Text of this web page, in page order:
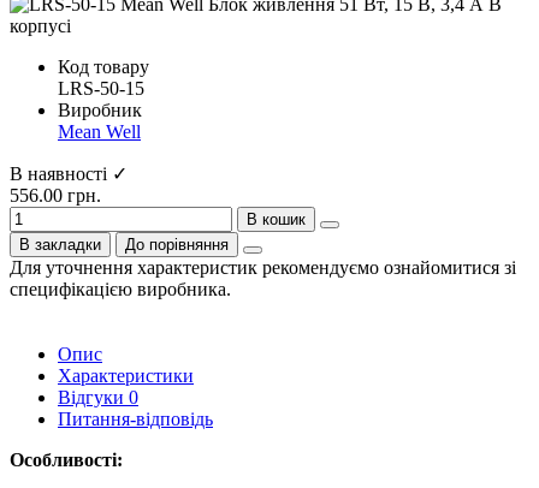
Код товару
LRS-50-15
Виробник
Mean Well
В наявності ✓
556.00 грн.
В кошик
В закладки
До порівняння
Для уточнення характеристик рекомендуємо ознайомитися зі
специфікацією виробника.
Опис
Характеристики
Відгуки 0
Питання-відповідь
Особливості: